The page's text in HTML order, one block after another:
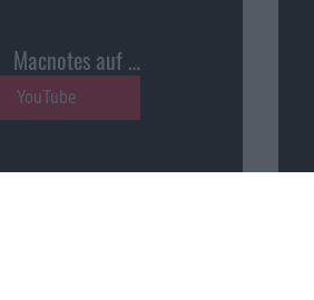
Macnotes auf …
YouTube